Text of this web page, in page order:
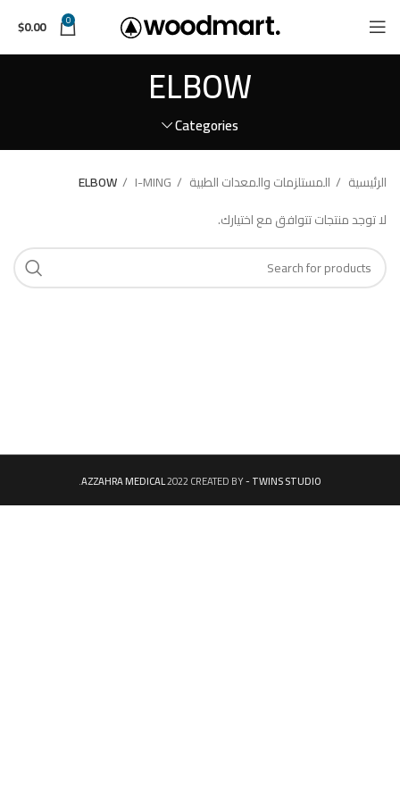
0
$0.00
ELBOW
Categories
الرئيسية المستلزمات والمعدات الطبية I-MING
ELBOW
لا توجد منتجات تتوافق مع اختيارك.
AZZAHRA MEDICAL2022 CREATED BY- TWINS STUDIO
.